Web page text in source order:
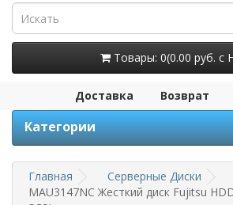
Товары: 0(0.00 руб. с
Доставка Возврат
Категории
Главная
Серверные Диски
MAU3147NC Жесткий диск Fujitsu